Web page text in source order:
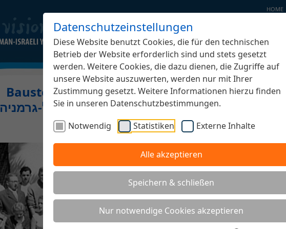
Datenschutzeinstellungen
Diese Website benutzt Cookies, die für den technischen
Betrieb der Website erforderlich sind und stets gesetzt
werden. Weitere Cookies, die dazu dienen, die Zugriffe auf
unsere Website auszuwerten, werden nur mit Ihrer
Zustimmung gesetzt. Weitere Informationen hierzu finden
Sie in unseren Datenschutzbestimmungen.
Notwendig
Statistiken Externe Inhalte
Alle akzeptieren
Speichern & schließen
Nur notwendige Cookies akzeptieren
HOME
Baustelle - Schaustelle Jugendaustausch.
- להצגת חילופי משלחות נוער ישראל-גרמניה
!השתתפו גם אתם בבנייה